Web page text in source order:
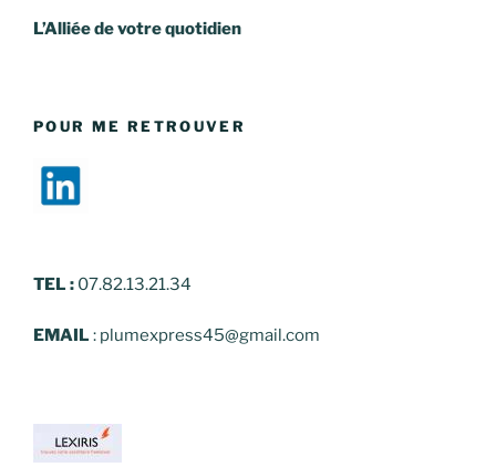
L’Alliée de votre quotidien
POUR ME RETROUVER
TEL : 07.82.13.21.34
EMAIL : plumexpress45@gmail.com